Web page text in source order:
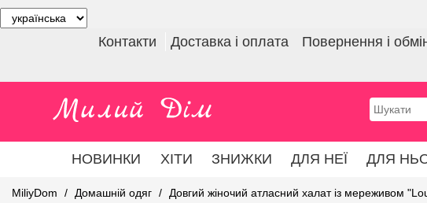
Контакти Доставка і оплата Повернення і
НОВИНКИ ХІТИ ЗНИЖКИ ДЛЯ НЕЇ ДЛЯ
MiliyDom Домашній одяг Довгий жіночий атласний халат із мереживом